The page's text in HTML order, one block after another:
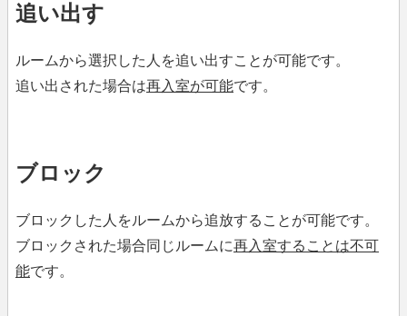
追い出す
ルームから選択した人を追い出すことが可能です。
追い出された場合は再入室が可能です。
ブロック
ブロックした人をルームから追放することが可能です。
ブロックされた場合同じルームに再入室することは不可
能です。